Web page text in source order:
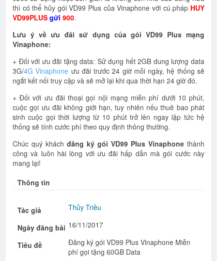
thì có thể hủy gói VD99 Plus của Vinaphone với cú pháp HUY
VD99PLUS gửi 900.
Lưu ý về ưu đãi sử dụng của gói VD99 Plus mạng
Vinaphone:
+ Đối với ưu đãi tặng data: Sử dụng hết 2GB dung lượng data
3G/4G Vinaphone ưu đãi trước 24 giờ mỗi ngày, hệ thống sẽ
ngắt kết nối truy cập và sẽ mở lại khi qua thời hạn 24 giờ đó.
+ Đối với ưu đãi thoại gọi nội mạng miễn phí dưới 10 phút,
cuộc gọi ưu đãi không giới hạn, tuy nhiên nếu thuê bao phát
sinh cuộc gọi thời lượng từ 10 phút trở lên ngay lập tức hệ
thống sẽ tính cước phí theo quy định thông thường.
Chúc quý khách đăng ký gói VD99 Plus Vinaphone thành
công và luôn hài lòng với ưu đãi hấp dẫn mà gói cước này
mang lại!
Thông tin
Tác giả Thủy Triều
Ngày đăng bài 16/11/2017
Tiêu đề
Đăng ký gói VD99 Plus Vinaphone Miễn
phí gọi tặng 60GB Data